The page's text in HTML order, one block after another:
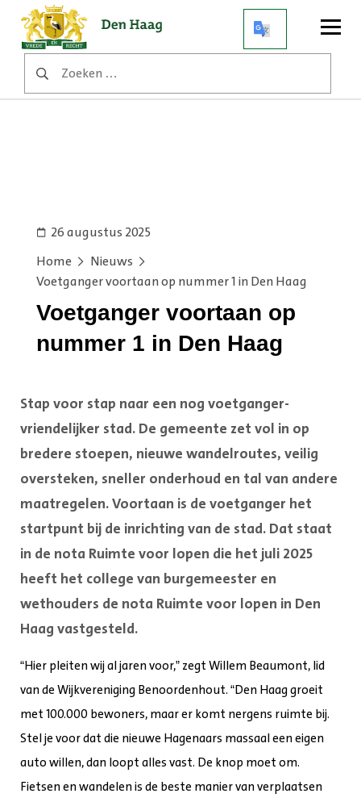
naar:
Open
Voetganger voortaan op
nummer 1 in Den Haag
26 augustus 2025
Home
Nieuws
Voetganger voortaan op nummer 1 in Den Haag
Stap voor stap naar een nog voetganger-
vriendelijker stad. De gemeente zet vol in op
bredere stoepen, nieuwe wandelroutes, veilig
oversteken, sneller onderhoud en tal van andere
maatregelen. Voortaan is de voetganger het
startpunt bij de inrichting van de stad. Dat staat
in de nota Ruimte voor lopen die het juli 2025
heeft het college van burgemeester en
wethouders de nota Ruimte voor lopen in Den
Haag vastgesteld.
“Hier pleiten wij al jaren voor,” zegt Willem Beaumont, lid
van de Wijkvereniging Benoordenhout. “Den Haag groeit
met 100.000 bewoners, maar er komt nergens ruimte bij.
Stel je voor dat die nieuwe Hagenaars massaal een eigen
auto willen, dan loopt alles vast. De knop moet om.
Fietsen en wandelen is de beste manier van verplaatsen